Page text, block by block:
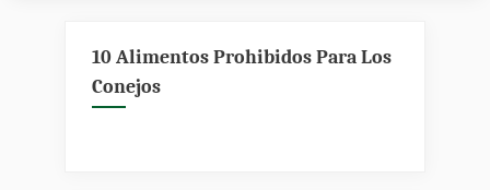
10 Alimentos Prohibidos Para Los
Conejos